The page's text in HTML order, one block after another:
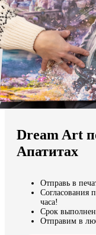
Мы доставляем по
Продолжить без
Dream Art
Апатитах
Отправь в
Согласования
часа!
Срок
Отправим в